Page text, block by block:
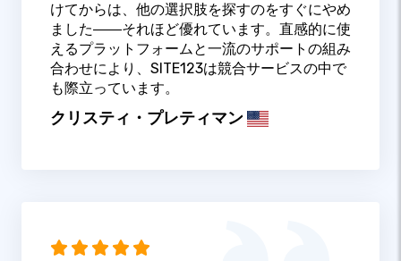
けてからは、他の選択肢を探すのをすぐにやめ
ました――それほど優れています。直感的に使
えるプラットフォームと一流のサポートの組み
合わせにより、SITE123は競合サービスの中で
も際立っています。
クリスティ・プレティマン